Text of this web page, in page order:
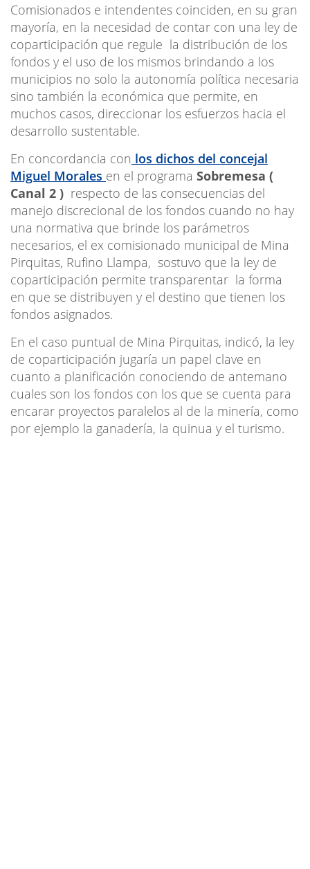
Comisionados e intendentes coinciden, en su gran
mayoría, en la necesidad de contar con una ley de
coparticipación que regule la distribución de los
fondos y el uso de los mismos brindando a los
municipios no solo la autonomía política necesaria
sino también la económica que permite, en
muchos casos, direccionar los esfuerzos hacia el
desarrollo sustentable.
En concordancia con los dichos del concejal
Miguel Morales en el programa Sobremesa (
Canal 2 ) respecto de las consecuencias del
manejo discrecional de los fondos cuando no hay
una normativa que brinde los parámetros
necesarios, el ex comisionado municipal de Mina
Pirquitas, Rufino Llampa, sostuvo que la ley de
coparticipación permite transparentar la forma
en que se distribuyen y el destino que tienen los
fondos asignados.
En el caso puntual de Mina Pirquitas, indicó, la ley
de coparticipación jugaría un papel clave en
cuanto a planificación conociendo de antemano
cuales son los fondos con los que se cuenta para
encarar proyectos paralelos al de la minería, como
por ejemplo la ganadería, la quinua y el turismo.